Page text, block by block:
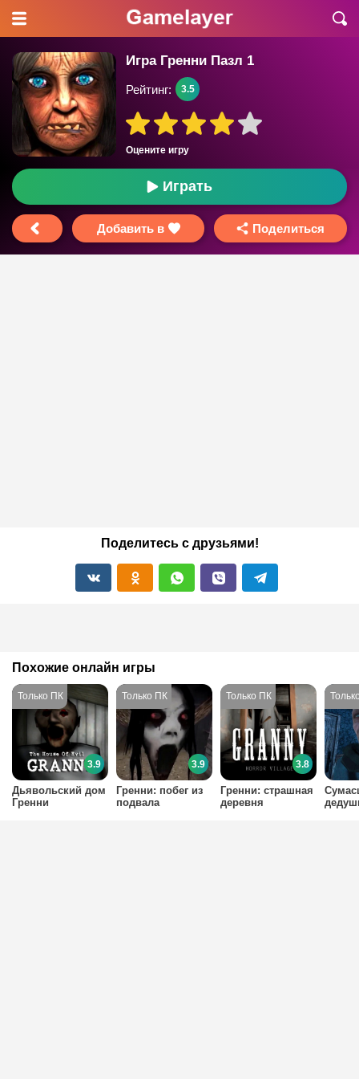
Игра Гренни Пазл 1
Оцените игру
Рейтинг: 3.5
Играть
Добавить в Поделиться
Поделитесь с друзьями!
Похожие онлайн игры
Дьявольский дом
Гренни
3.9
Гренни: побег из
подвала
3.9
Гренни: страшная
деревня
3.8